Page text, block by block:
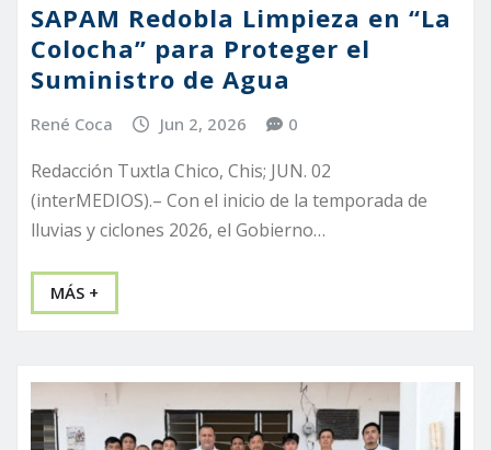
SAPAM Redobla Limpieza en “La
Colocha” para Proteger el
Suministro de Agua
René Coca Jun 2, 2026 0
Redacción Tuxtla Chico, Chis; JUN. 02
(interMEDIOS).– Con el inicio de la temporada de
lluvias y ciclones 2026, el Gobierno…
MÁS +